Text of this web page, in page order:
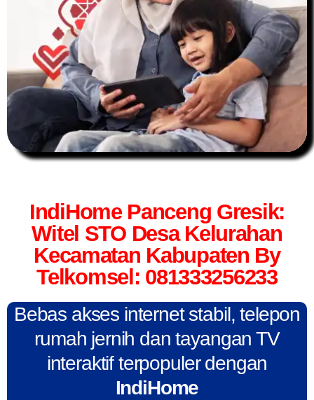
IndiHome Panceng Gresik:
Witel STO Desa Kelurahan
Kecamatan Kabupaten By
Telkomsel: 081333256233
Bebas akses internet stabil, telepon
rumah jernih dan tayangan TV
interaktif terpopuler dengan
IndiHome